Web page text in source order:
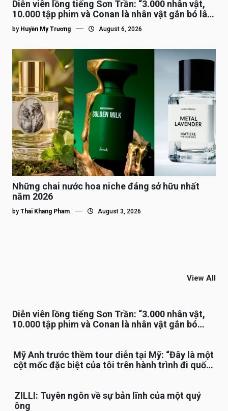
Diễn viên lồng tiếng Sơn Trần: “3.000 nhân vật,
10.000 tập phim và Conan là nhân vật gắn bó lâu
nhất”
by Huyền My Trương August 6, 2026
Những chai nước hoa niche đáng sở hữu nhất
năm 2026
by Thai Khang Pham August 3, 2026
View All
Diễn viên lồng tiếng Sơn Trần: “3.000 nhân vật,
10.000 tập phim và Conan là nhân vật gắn bó
Mỹ Anh trước thềm tour diễn tại Mỹ: “Đây là một
cột mốc đặc biệt của tôi trên hành trình đi quốc
ZILLI: Tuyên ngôn về sự bản lĩnh của một quý
ông